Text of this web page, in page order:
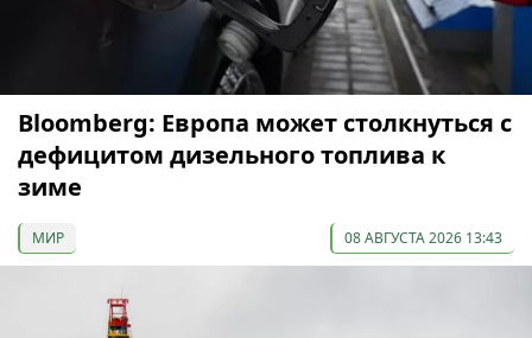
Bloomberg: Европа может столкнуться с
дефицитом дизельного топлива к
зиме
МИР 08 АВГУСТА 2026 13:43